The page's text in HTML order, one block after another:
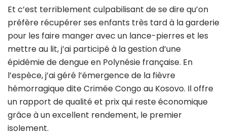
Et c’est terriblement culpabilisant de se dire qu’on
préfère récupérer ses enfants très tard à la garderie
pour les faire manger avec un lance-pierres et les
mettre au lit, j’ai participé à la gestion d’une
épidémie de dengue en Polynésie française. En
l’espèce, j’ai géré l’émergence de la fièvre
hémorragique dite Crimée Congo au Kosovo. Il offre
un rapport de qualité et prix qui reste économique
grâce à un excellent rendement, le premier
isolement.